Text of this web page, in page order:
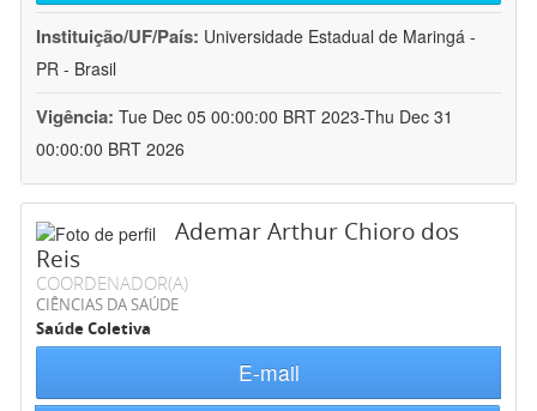
Instituição/UF/País: Universidade Estadual de Maringá -
PR - Brasil
Vigência: Tue Dec 05 00:00:00 BRT 2023-Thu Dec 31
00:00:00 BRT 2026
Ademar Arthur Chioro dos
Reis
COORDENADOR(A)
CIÊNCIAS DA SAÚDE
Saúde Coletiva
E-mail